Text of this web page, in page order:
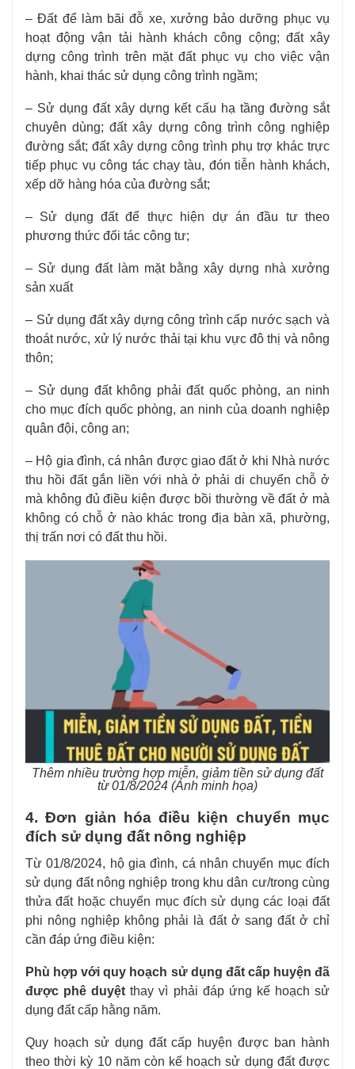
– Đất để làm bãi đỗ xe, xưởng bảo dưỡng phục vụ
hoạt động vận tải hành khách công cộng; đất xây
dựng công trình trên mặt đất phục vụ cho việc vận
hành, khai thác sử dụng công trình ngầm;
– Sử dụng đất xây dựng kết cấu hạ tầng đường sắt
chuyên dùng; đất xây dựng công trình công nghiệp
đường sắt; đất xây dựng công trình phụ trợ khác trực
tiếp phục vụ công tác chạy tàu, đón tiễn hành khách,
xếp dỡ hàng hóa của đường sắt;
– Sử dụng đất để thực hiện dự án đầu tư theo
phương thức đối tác công tư;
– Sử dụng đất làm mặt bằng xây dựng nhà xưởng
sản xuất
– Sử dụng đất xây dựng công trình cấp nước sạch và
thoát nước, xử lý nước thải tại khu vực đô thị và nông
thôn;
– Sử dụng đất không phải đất quốc phòng, an ninh
cho mục đích quốc phòng, an ninh của doanh nghiệp
quân đội, công an;
– Hộ gia đình, cá nhân được giao đất ở khi Nhà nước
thu hồi đất gắn liền với nhà ở phải di chuyển chỗ ở
mà không đủ điều kiện được bồi thường về đất ở mà
không có chỗ ở nào khác trong địa bàn xã, phường,
thị trấn nơi có đất thu hồi.
Thêm nhiều trường hợp miễn, giảm tiền sử dụng đất
từ 01/8/2024 (Ảnh minh họa)
4. Đơn giản hóa điều kiện chuyển mục
đích sử dụng đất nông nghiệp
Từ 01/8/2024, hộ gia đình, cá nhân chuyển mục đích
sử dụng đất nông nghiệp trong khu dân cư/trong cùng
thửa đất hoặc chuyển mục đích sử dụng các loại đất
phi nông nghiệp không phải là đất ở sang đất ở chỉ
cần đáp ứng điều kiện:
Phù hợp với quy hoạch sử dụng đất cấp huyện đã
được phê duyệt thay vì phải đáp ứng kế hoạch sử
dụng đất cấp hằng năm.
Quy hoạch sử dụng đất cấp huyện được ban hành
theo thời kỳ 10 năm còn kế hoạch sử dụng đất được